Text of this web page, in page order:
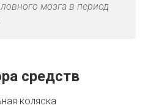
мозга в период
средств
коляска